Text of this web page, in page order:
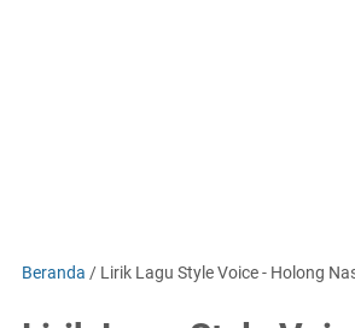
Beranda / Lirik Lagu Style Voice - Holong